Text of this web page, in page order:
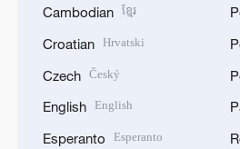
Cambodian ខ្មែរ
Croatian Hrvatski
Czech Český
English English
Esperanto Esperanto